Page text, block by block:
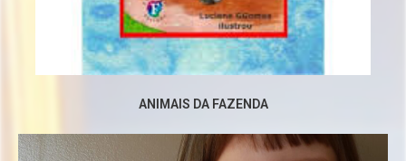
ANIMAIS DA FAZENDA